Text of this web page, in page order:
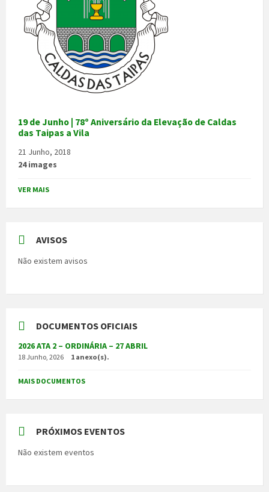
19 de Junho | 78º Aniversário da Elevação de Caldas
das Taipas a Vila
21 Junho, 2018
24 images
VER MAIS
AVISOS
Não existem avisos
DOCUMENTOS OFICIAIS
2026 ATA 2 – ORDINÁRIA – 27 ABRIL
18 Junho, 2026 1 anexo(s).
MAIS DOCUMENTOS
PRÓXIMOS EVENTOS
Não existem eventos